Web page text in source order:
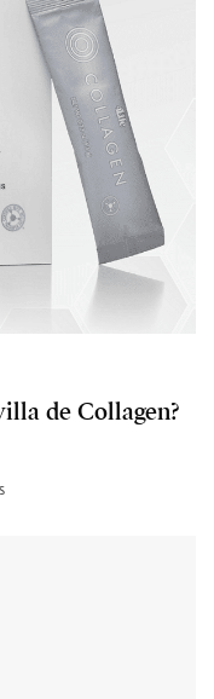
de Collagen?